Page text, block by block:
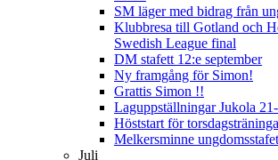
SM läger med bidrag från
Klubbresa till Gotland och
Swedish League final
DM stafett 12:e september
Ny framgång för Simon!
Grattis Simon !!
Laguppställningar Jukola
Höststart för
Melkersminne
Juli